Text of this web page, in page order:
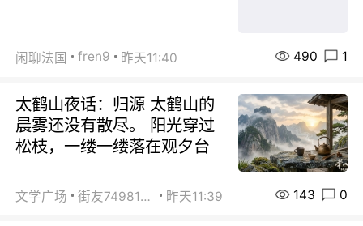
闲聊法国 fren9 昨天11:40 490 1
太鹤山夜话：归源 太鹤山的
晨雾还没有散尽。 阳光穿过
松枝，一缕一缕落在观夕台
文学广场 街友74981146 昨天11:39 143 0